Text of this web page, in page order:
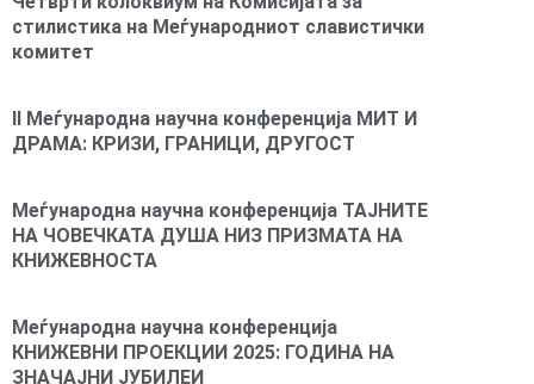
стилистика на Меѓународниот славистички
комитет
II Меѓународна научна конференција МИТ И
ДРАМА: КРИЗИ, ГРАНИЦИ, ДРУГОСТ
Меѓународна научна конференција ТАЈНИТЕ
НА ЧОВЕЧКАТА ДУША НИЗ ПРИЗМАТА НА
КНИЖЕВНОСТА
Меѓународна научна конференција
КНИЖЕВНИ ПРОЕКЦИИ 2025: ГОДИНА НА
ЗНАЧАЈНИ ЈУБИЛЕИ